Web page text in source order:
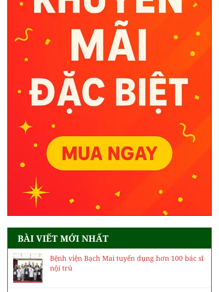
BÀI VIẾT MỚI NHẤT
Bệnh viện Bạch Mai tuyển dụng hơn 100 bác sĩ
nội trú